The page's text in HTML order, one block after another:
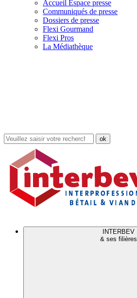
Accueil Espace presse
Communiqués de presse
Dossiers de presse
Flexi Gourmand
Flexi Pros
La Médiathèque
Rechercher
dans
site
INTERBEV
& ses filières